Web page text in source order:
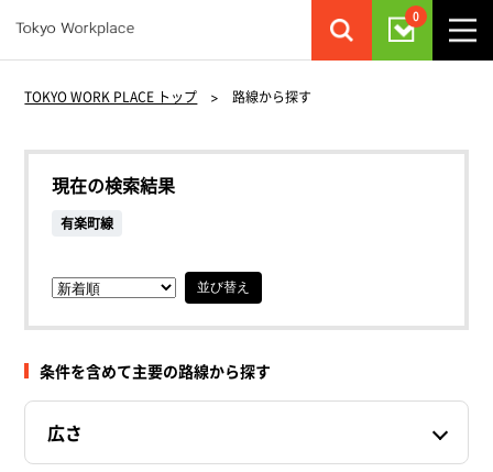
0
TOKYO WORK PLACE トップ >路線から探す
現在の検索結果
有楽町線
並び替え
条件を含めて主要の路線から探す
広さ